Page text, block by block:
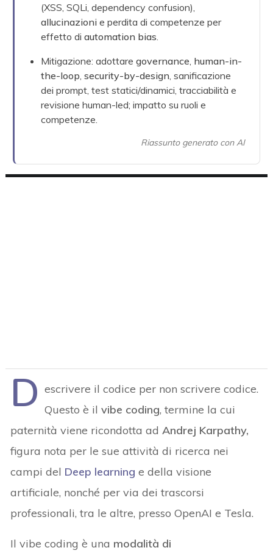
(XSS, SQLi, dependency confusion),
allucinazioni e perdita di competenze per
effetto diautomation bias
Mitigazione: adottaregovernance human-in-
the-loop ,security-by-design , sanificazione
dei prompt, test statici/dinamici, tracciabilità e
revisione human-led; impatto su ruoli e
competenze.
Riassunto generato con AI
D escrivere il codice per non scrivere codice.
Questo è ilvibe coding, termine la cui
paternità viene ricondotta adAndrej Karpathy,
figura nota per le sue attività di ricerca nei
campi del Deep learning e della visione
artificiale, nonché per via dei trascorsi
professionali, tra le altre, presso OpenAI e Tesla.
Il vibe coding è una modalità di